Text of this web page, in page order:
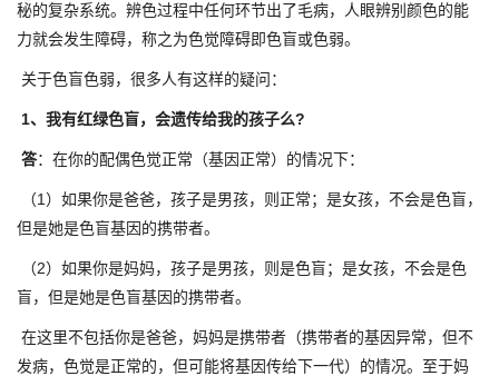
秘的复杂系统。辨色过程中任何环节出了毛病，人眼辨别颜色的能
力就会发生障碍，称之为色觉障碍即色盲或色弱。
关于色盲色弱，很多人有这样的疑问：
1、我有红绿色盲，会遗传给我的孩子么?
答：在你的配偶色觉正常（基因正常）的情况下：
（1）如果你是爸爸，孩子是男孩，则正常；是女孩，不会是色盲，
但是她是色盲基因的携带者。
（2）如果你是妈妈，孩子是男孩，则是色盲；是女孩，不会是色
盲，但是她是色盲基因的携带者。
在这里不包括你是爸爸，妈妈是携带者（携带者的基因异常，但不
发病，色觉是正常的，但可能将基因传给下一代）的情况。至于妈